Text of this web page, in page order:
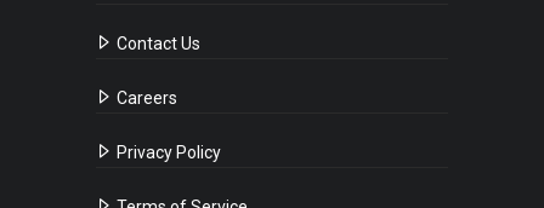
Contact Us
Careers
Privacy Policy